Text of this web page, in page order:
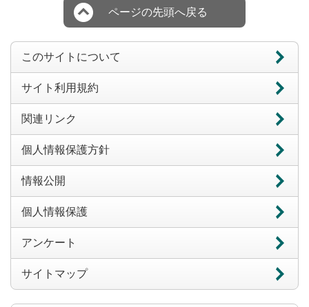
ページの先頭へ戻る
このサイトについて
サイト利用規約
関連リンク
個人情報保護方針
情報公開
個人情報保護
アンケート
サイトマップ